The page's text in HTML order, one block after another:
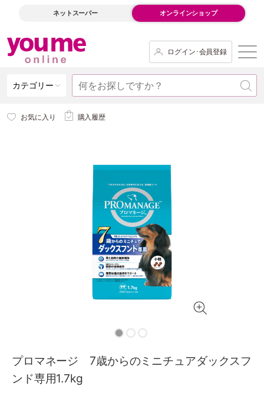
ネットスーパー オンラインショップ
ログイン･会員登録
カテゴリー
お気に入り 購入履歴
プロマネージ 7歳からのミニチュアダックスフ
ンド専用1.7kg